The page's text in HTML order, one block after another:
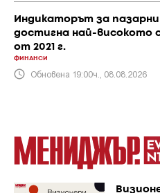
Индикаторът за
достигна най-високото
от 2021 г.
ФИНАНСИ
Обновена 19:00ч., 08.08.2026